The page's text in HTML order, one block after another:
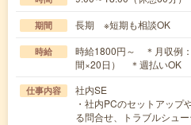
期間 長期 ※短期も相談OK
時給
時給1800円～ ＊月収例
間×20日） ＊週払いOK
仕事内容
社内SE
・社内PCのセットアップ
る問合せ、トラブルシュ